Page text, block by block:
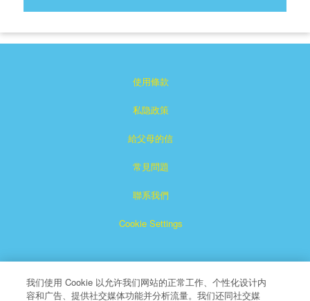
使用條款
私隐政策
給父母的信
常見問題
聯系我們
Cookie Settings
我们使用 Cookie 以允许我们网站的正常工作、个性化设计内
容和广告、提供社交媒体功能并分析流量。我们还同社交媒